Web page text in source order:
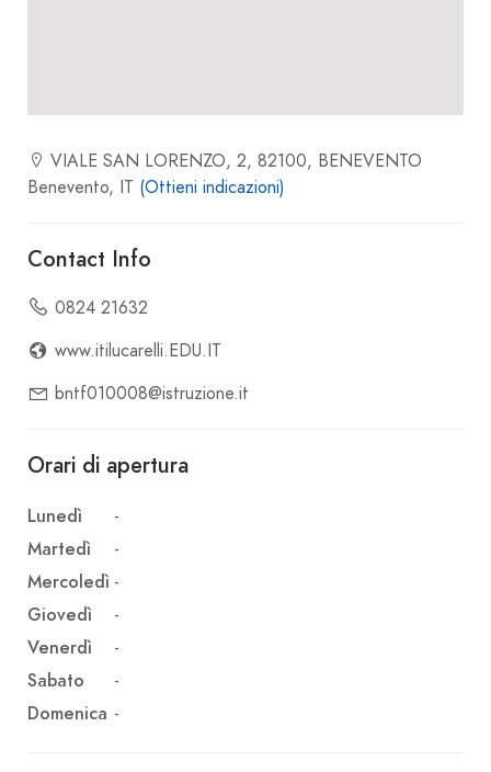
VIALE SAN LORENZO, 2, 82100, BENEVENTO
Benevento, IT (Ottieni indicazioni)
Contact Info
0824 21632
www.itilucarelli.EDU.IT
bntf010008@istruzione.it
Orari di apertura
Lunedì
-
Martedì
-
Mercoledì -
Giovedì
-
Venerdì
-
Sabato
-
Domenica -